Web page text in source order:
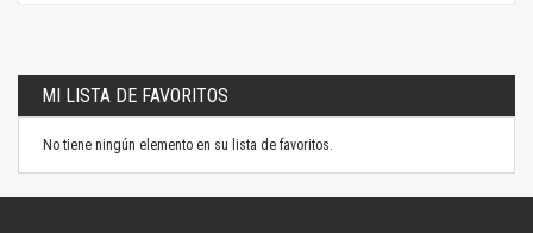
MI LISTA DE FAVORITOS
No tiene ningún elemento en su lista de favoritos.